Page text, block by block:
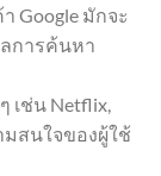
Google มักจะ
การค้นหา
เช่น Netflix,
มสนใจของผู้ใช้